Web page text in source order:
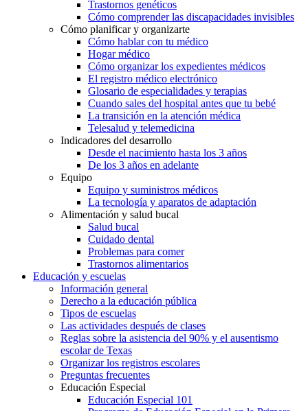
Trastornos genéticos
Cómo comprender las discapacidades invisibles
Cómo planificar y organizarte
Cómo hablar con tu médico
Hogar médico
Cómo organizar los expedientes médicos
El registro médico electrónico
Glosario de especialidades y terapias
Cuando sales del hospital antes que tu bebé
La transición en la atención médica
Telesalud y telemedicina
Indicadores del desarrollo
Desde el nacimiento hasta los 3 años
De los 3 años en adelante
Equipo
Equipo y suministros médicos
La tecnología y aparatos de adaptación
Alimentación y salud bucal
Salud bucal
Cuidado dental
Problemas para comer
Trastornos alimentarios
Educación y escuelas
Información general
Derecho a la educación pública
Tipos de escuelas
Las actividades después de clases
Reglas sobre la asistencia del 90% y el ausentismo
escolar de Texas
Organizar los registros escolares
Preguntas frecuentes
Educación Especial
Educación Especial 101